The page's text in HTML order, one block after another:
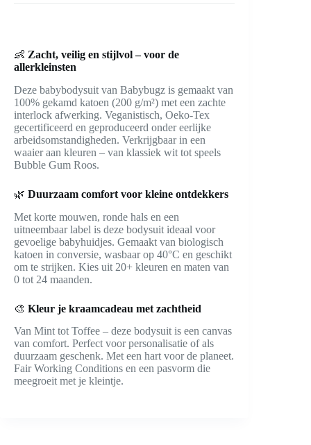
👶 Zacht, veilig en stijlvol – voor de
allerkleinsten
Deze babybodysuit van Babybugz is gemaakt van
100% gekamd katoen (200 g/m²) met een zachte
interlock afwerking. Veganistisch, Oeko-Tex
gecertificeerd en geproduceerd onder eerlijke
arbeidsomstandigheden. Verkrijgbaar in een
waaier aan kleuren – van klassiek wit tot speels
Bubble Gum Roos.
🌿 Duurzaam comfort voor kleine ontdekkers
Met korte mouwen, ronde hals en een
uitneembaar label is deze bodysuit ideaal voor
gevoelige babyhuidjes. Gemaakt van biologisch
katoen in conversie, wasbaar op 40°C en geschikt
om te strijken. Kies uit 20+ kleuren en maten van
0 tot 24 maanden.
🎨 Kleur je kraamcadeau met zachtheid
Van Mint tot Toffee – deze bodysuit is een canvas
van comfort. Perfect voor personalisatie of als
duurzaam geschenk. Met een hart voor de planeet.
Fair Working Conditions en een pasvorm die
meegroeit met je kleintje.